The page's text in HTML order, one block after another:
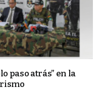
paso atrás” en la